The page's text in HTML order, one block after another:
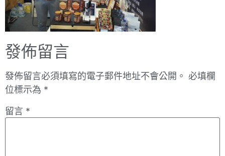
發佈留言
發佈留言必須填寫的電子郵件地址不會公開。 必填欄
位標示為 *
留言 *